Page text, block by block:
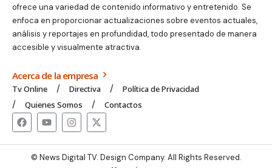
ofrece una variedad de contenido informativo y entretenido. Se
enfoca en proporcionar actualizaciones sobre eventos actuales,
análisis y reportajes en profundidad, todo presentado de manera
accesible y visualmente atractiva.
Acerca de la empresa
Tv Online Directiva
Política de Privacidad
Quienes Somos
Contactos
© News Digital TV. Design Company. All Rights Reserved.